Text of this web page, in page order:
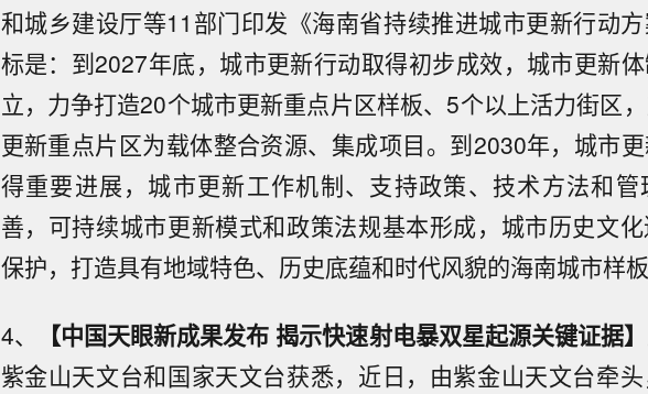
和城乡建设厅等11部门印发《海南省持续推进城市更新行动
标是：到2027年底，城市更新行动取得初步成效，城市更新
立，力争打造20个城市更新重点片区样板、5个以上活力街区
更新重点片区为载体整合资源、集成项目。到2030年，城市
得重要进展，城市更新工作机制、支持政策、技术方法和管
善，可持续城市更新模式和政策法规基本形成，城市历史文
保护，打造具有地域特色、历史底蕴和时代风貌的海南城市样板
4、 【中国天眼新成果发布 揭示快速射电暴双星起源关键证据】
紫金山天文台和国家天文台获悉，近日，由紫金山天文台牵